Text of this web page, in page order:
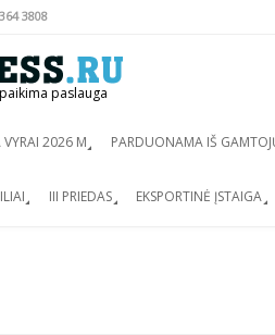
3808
paslauga
2026 M PARDUONAMA IŠ
III PRIEDAS EKSPORTINĖ ĮSTAIGA